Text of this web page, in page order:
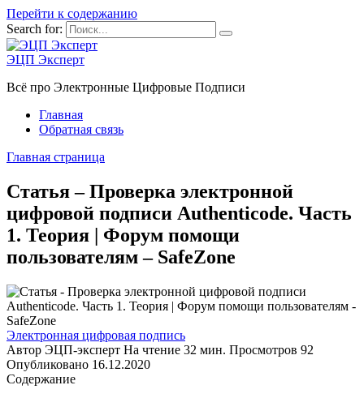
Перейти к содержанию
Search for:
ЭЦП Эксперт
Всё про Электронные Цифровые Подписи
Главная
Обратная связь
Главная страница
Статья – Проверка электронной
цифровой подписи Authenticode. Часть
1. Теория | Форум помощи
пользователям – SafeZone
Электронная цифровая подпись
Автор ЭЦП-эксперт На чтение 32 мин. Просмотров 92
Опубликовано 16.12.2020
Содержание